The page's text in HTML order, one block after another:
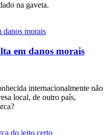
na gaveta.
em danos morais
internacionalmente não
local, de outro país,